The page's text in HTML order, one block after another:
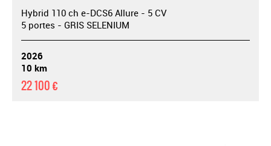
Hybrid 110 ch e-DCS6 Allure - 5 CV
5 portes - GRIS SELENIUM
2026
10 km
22 100 €